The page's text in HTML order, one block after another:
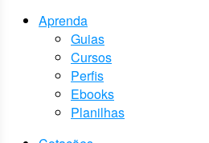
Aprenda
Guias
Cursos
Perfis
Ebooks
Planilhas